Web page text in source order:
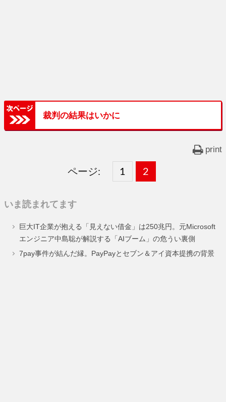
裁判の結果はいかに
print
ページ:
固
ー
ジ
1 ,
固
ー
ジ
2
いま読まれてます
巨大IT企業が抱える「見えない借金」は250兆円。元Microsoft
エンジニア中島聡が解説する「AIブーム」の危うい裏側
7pay事件が結んだ縁。PayPayとセブン＆アイ資本提携の背景